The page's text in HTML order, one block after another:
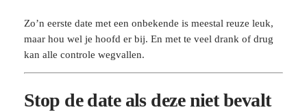
Zo’n eerste date met een onbekende is meestal reuze leuk,
maar hou wel je hoofd er bij. En met te veel drank of drug
kan alle controle wegvallen.
Stop de date als deze niet bevalt